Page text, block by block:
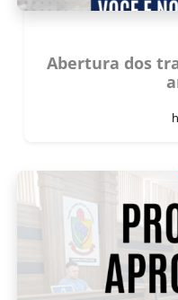
Abertura dos